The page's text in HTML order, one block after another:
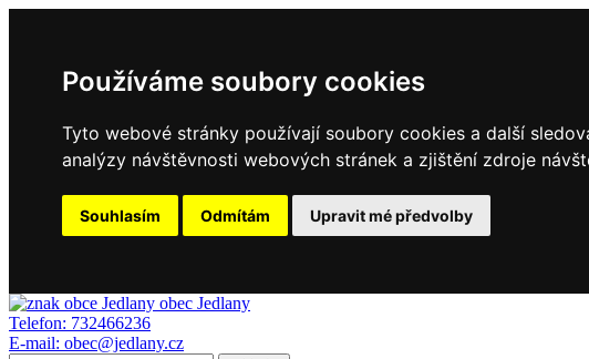
Používáme soubory cookies
Tyto webové stránky používají soubory cookies a další
analýzy návštěvnosti webových stránek a zjištění zdroje
Souhlasím Odmítám Upravit mé předvolby
obec Jedlany
Telefon: 732466236
E-mail: obec@jedlany.cz